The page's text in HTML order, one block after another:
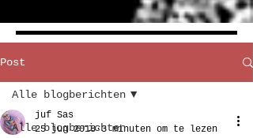
Post
Alle blogberichten
Alle blogberichten
juf Sas
25 jun 2018 3 minuten om te lezen